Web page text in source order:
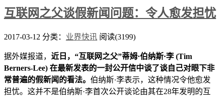
互联网之父谈假新闻问题：令人愈发担忧
2017-03-12 分类： 业界快讯 阅读(3199)
据外媒报道， 近日，“互联网之父”蒂姆·伯纳斯·李 (Tim
Berners-Lee) 在最新发表的一封公开信中谈了谈自己对眼下非
常普遍的假新闻的看法。 伯纳斯·李表示，这种情况令他愈发
担忧。这并不是伯纳斯·李首次公开谈论由其在28年发明的互